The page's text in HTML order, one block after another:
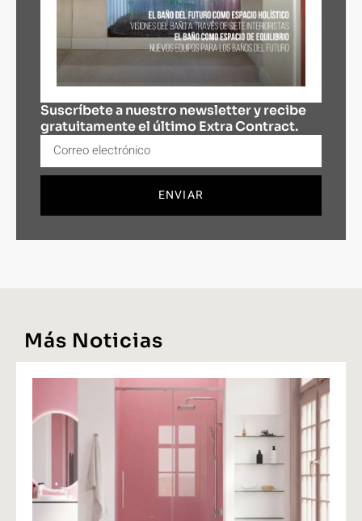
Suscríbete a nuestro newsletter y recibe
gratuitamente el último Extra Contract.
ENVIAR
Más Noticias